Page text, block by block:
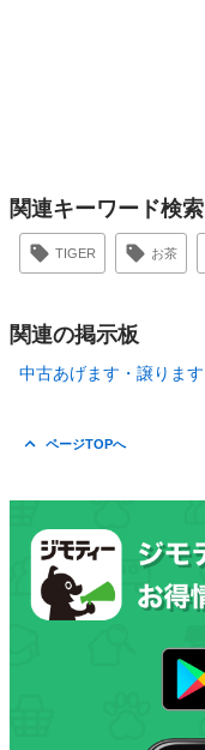
関連キーワード検索
TIGER お茶
関連の掲示板
中古あげます・譲ります
ページTOPへ